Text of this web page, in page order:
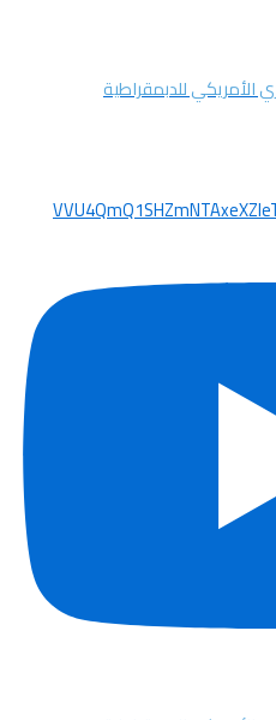
الأمريكي للدبمقراطية